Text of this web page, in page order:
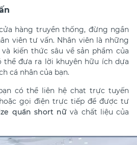
hàng truyền thống, đừng ngần
viên tư vấn. Nhân viên là những
kiến thức sâu về sản phẩm của
thể đưa ra lời khuyên hữu ích dựa
cá nhân của bạn.
có thể liên hệ chat trực tuyến
gọi điện trực tiếp để được tư
quần short nữ và chất liệu của